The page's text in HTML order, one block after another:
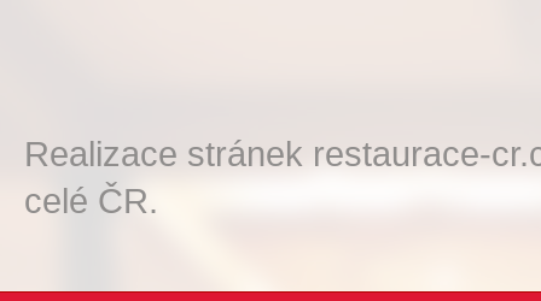
Realizace stránek restaurace-
celé ČR.